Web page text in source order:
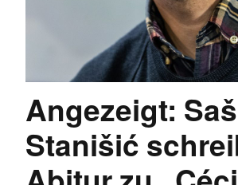
Angezeigt:
Stanišić